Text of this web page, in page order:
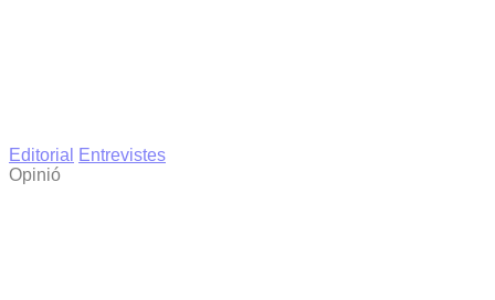
Editorial
Entrevistes
Opinió